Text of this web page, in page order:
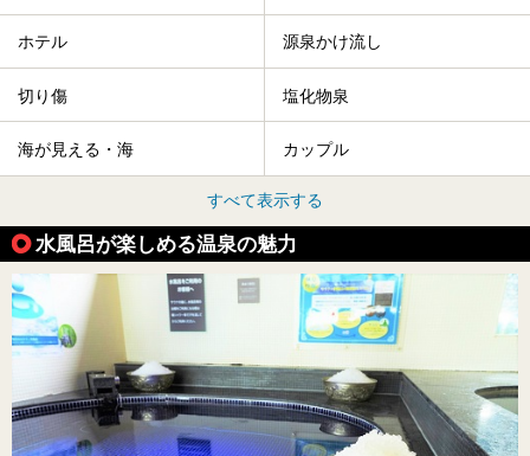
ホテル 源泉かけ流し
切り傷 塩化物泉
海が見える・海 カップル
すべて表示する
水風呂が楽しめる温泉の魅力